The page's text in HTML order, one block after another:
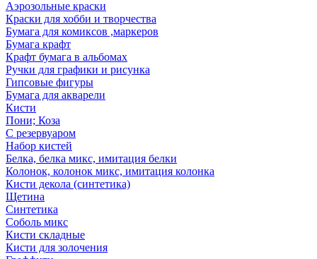
Аэрозольные краски
Краски для хобби и творчества
Бумага для комиксов ,маркеров
Бумага крафт
Крафт бумага в альбомах
Ручки для графики и рисунка
Гипсовые фигуры
Бумага для акварели
Кисти
Пони; Коза
С резервуаром
Набор кистей
Белка, белка микс, имитация белки
Колонок, колонок микс, имитация колонка
Кисти декола (синтетика)
Щетина
Синтетика
Соболь микс
Кисти складные
Кисти для золочения